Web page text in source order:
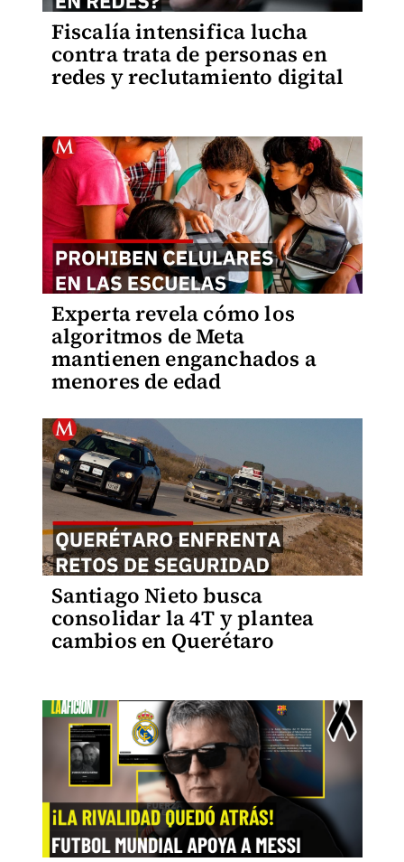
Fiscalía intensifica lucha
contra trata de personas en
redes y reclutamiento digital
Experta revela cómo los
algoritmos de Meta
mantienen enganchados a
menores de edad
Santiago Nieto busca
consolidar la 4T y plantea
cambios en Querétaro